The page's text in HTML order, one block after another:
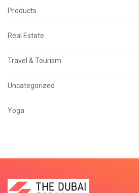
Products
Real Estate
Travel & Tourism
Uncategorized
Yoga